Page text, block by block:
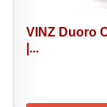
VINZ Duoro
|...